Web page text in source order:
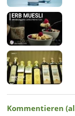
Kommentieren